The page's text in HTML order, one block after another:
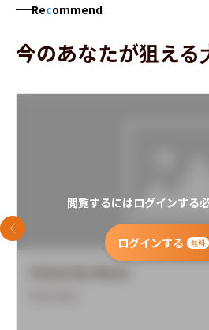
Recommend
今のあなたが狙える
閲覧するにはログインする
ログインする 無料
前のスライド